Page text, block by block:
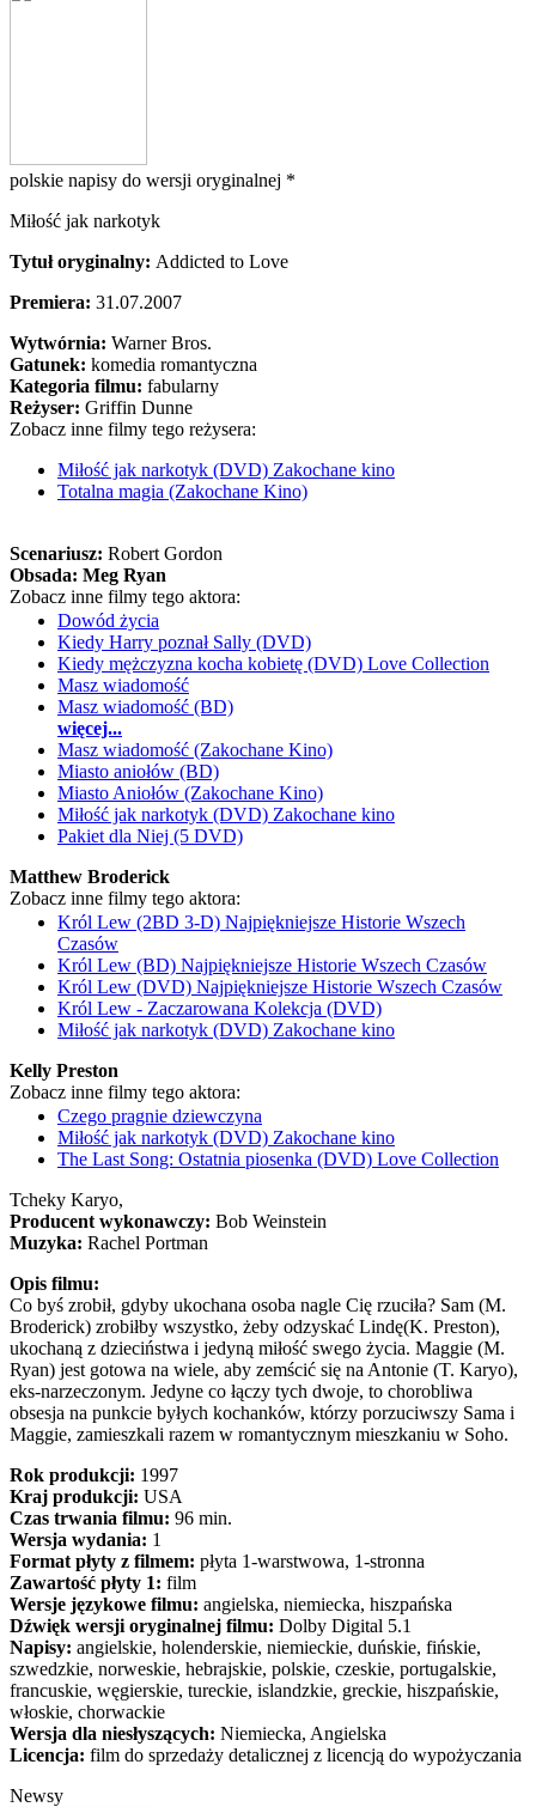
polskie napisy do wersji oryginalnej *
Miłość jak narkotyk
Tytuł oryginalny: Addicted to Love
Premiera: 31.07.2007
Wytwórnia: Warner Bros.
Gatunek: komedia romantyczna
Kategoria filmu: fabularny
Reżyser: Griffin Dunne
Zobacz inne filmy tego reżysera:
Miłość jak narkotyk (DVD) Zakochane kino
Totalna magia (Zakochane Kino)
Scenariusz: Robert Gordon
Obsada: Meg Ryan
Zobacz inne filmy tego aktora:
Dowód życia
Kiedy Harry poznał Sally (DVD)
Kiedy mężczyzna kocha kobietę (DVD) Love Collection
Masz wiadomość
Masz wiadomość (BD)
więcej...
Masz wiadomość (Zakochane Kino)
Miasto aniołów (BD)
Miasto Aniołów (Zakochane Kino)
Miłość jak narkotyk (DVD) Zakochane kino
Pakiet dla Niej (5 DVD)
Matthew Broderick
Zobacz inne filmy tego aktora:
Król Lew (2BD 3-D) Najpiękniejsze Historie Wszech
Czasów
Król Lew (BD) Najpiękniejsze Historie Wszech Czasów
Król Lew (DVD) Najpiękniejsze Historie Wszech Czasów
Król Lew - Zaczarowana Kolekcja (DVD)
Miłość jak narkotyk (DVD) Zakochane kino
Kelly Preston
Zobacz inne filmy tego aktora:
Czego pragnie dziewczyna
Miłość jak narkotyk (DVD) Zakochane kino
The Last Song: Ostatnia piosenka (DVD) Love Collection
Tcheky Karyo,
Producent wykonawczy: Bob Weinstein
Muzyka: Rachel Portman
Opis filmu:
Co byś zrobił, gdyby ukochana osoba nagle Cię rzuciła? Sam (M.
Broderick) zrobiłby wszystko, żeby odzyskać Lindę(K. Preston),
ukochaną z dzieciństwa i jedyną miłość swego życia. Maggie (M.
Ryan) jest gotowa na wiele, aby zemścić się na Antonie (T. Karyo),
eks-narzeczonym. Jedyne co łączy tych dwoje, to chorobliwa
obsesja na punkcie byłych kochanków, którzy porzuciwszy Sama i
Maggie, zamieszkali razem w romantycznym mieszkaniu w Soho.
Rok produkcji: 1997
Kraj produkcji: USA
Czas trwania filmu: 96 min.
Wersja wydania: 1
Format płyty z filmem: płyta 1-warstwowa, 1-stronna
Zawartość płyty 1: film
Wersje językowe filmu: angielska, niemiecka, hiszpańska
Dźwięk wersji oryginalnej filmu: Dolby Digital 5.1
Napisy: angielskie, holenderskie, niemieckie, duńskie, fińskie,
szwedzkie, norweskie, hebrajskie, polskie, czeskie, portugalskie,
francuskie, węgierskie, tureckie, islandzkie, greckie, hiszpańskie,
włoskie, chorwackie
Wersja dla niesłyszących: Niemiecka, Angielska
Licencja: film do sprzedaży detalicznej z licencją do wypożyczania
Newsy